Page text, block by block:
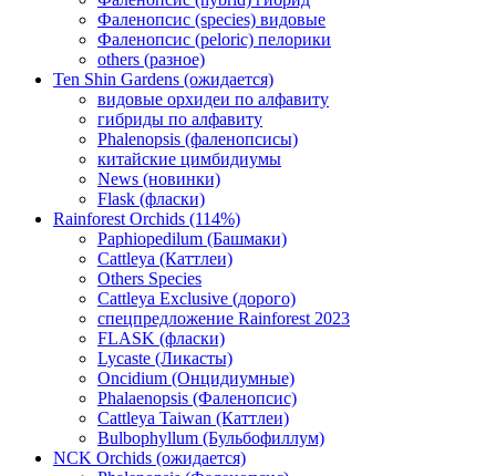
Фаленопсис (species) видовые
Фаленопсис (peloric) пелорики
others (разное)
Ten Shin Gardens (ожидается)
видовые орхидеи по алфавиту
гибриды по алфавиту
Phalenopsis (фаленопсисы)
китайские цимбидиумы
News (новинки)
Flask (фласки)
Rainforest Orchids (114%)
Paphiopedilum (Башмаки)
Cattleya (Каттлеи)
Others Species
Cattleya Exclusive (дорого)
спецпредложение Rainforest 2023
FLASK (фласки)
Lycaste (Ликасты)
Oncidium (Онцидиумные)
Phalaenopsis (Фаленопсис)
Cattleya Taiwan (Каттлеи)
Bulbophyllum (Бульбофиллум)
NCK Orchids (ожидается)